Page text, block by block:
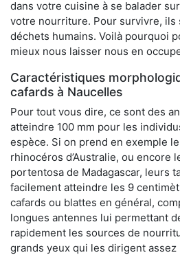
dans votre cuisine à se balader
votre nourriture. Pour survivre, ils
déchets humains. Voilà pourquoi
mieux nous laisser nous en
Caractéristiques
cafards à Naucelles
Pour tout vous dire, ce sont des
atteindre 100 mm pour les
espèce. Si on prend en exemple
rhinocéros d’Australie, ou encore
portentosa de Madagascar, leurs
facilement atteindre les 9
cafards ou blattes en général,
longues antennes lui permettant
rapidement les sources de
grands yeux qui les dirigent